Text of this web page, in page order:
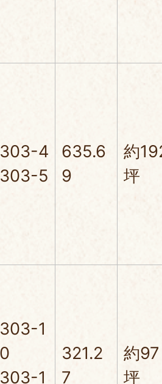
303-4
303-5
635.6
9
約
坪
303-1
0
303-1
321.2
7
約97
坪